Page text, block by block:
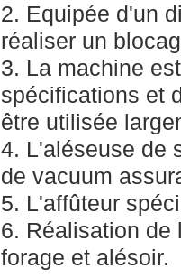
2. Equipée d'un
réaliser un
3. La machine
spécifications et
être utilisée
4. L'aléseuse de
de vacuum
5. L'affûteur
6. Réalisation de
forage et alésoir.